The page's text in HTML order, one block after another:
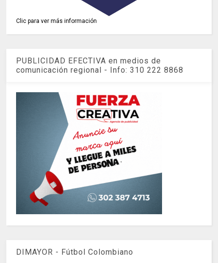
Clic para ver más información
PUBLICIDAD EFECTIVA en medios de
comunicación regional - Info: 310 222 8868
DIMAYOR - Fútbol Colombiano